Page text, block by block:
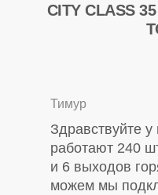
CITY CLASS
Тимур
Здравствуйте
работают 240
и 6 выходов
можем мы